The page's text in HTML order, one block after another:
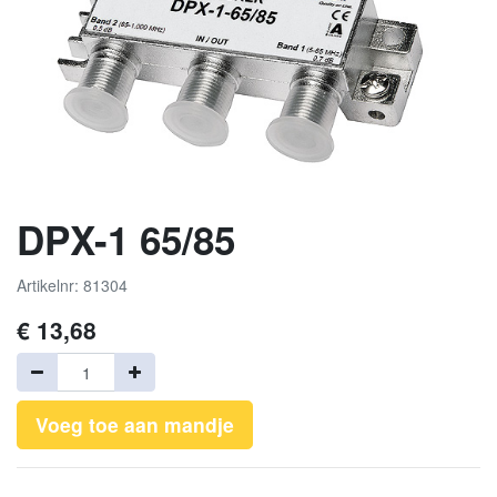
DPX-1 65/85
Artikelnr: 81304
€ 13,68
Voeg toe aan mandje